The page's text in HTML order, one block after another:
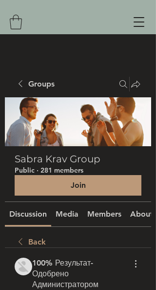
Groups
Sabra Krav Group
Public · 281 members
Join
Discussion Media Members About
Back
100% Результат-
Одобрено
Администратором